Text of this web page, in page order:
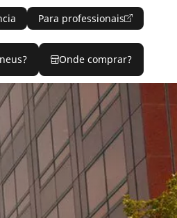
Para professionais
Onde comprar?